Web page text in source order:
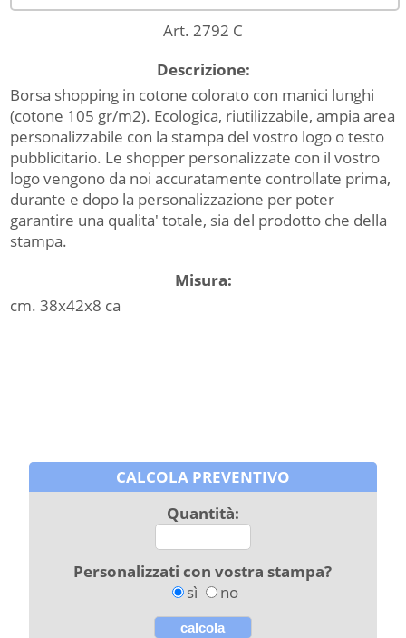
Art. 2792 C
Descrizione:
Borsa shopping in cotone colorato con manici lunghi
(cotone 105 gr/m2). Ecologica, riutilizzabile, ampia area
personalizzabile con la stampa del vostro logo o testo
pubblicitario. Le shopper personalizzate con il vostro
logo vengono da noi accuratamente controllate prima,
durante e dopo la personalizzazione per poter
garantire una qualita' totale, sia del prodotto che della
stampa.
Misura:
cm. 38x42x8 ca
CALCOLA PREVENTIVO
Quantità:
Personalizzati con vostra stampa?
sì
no